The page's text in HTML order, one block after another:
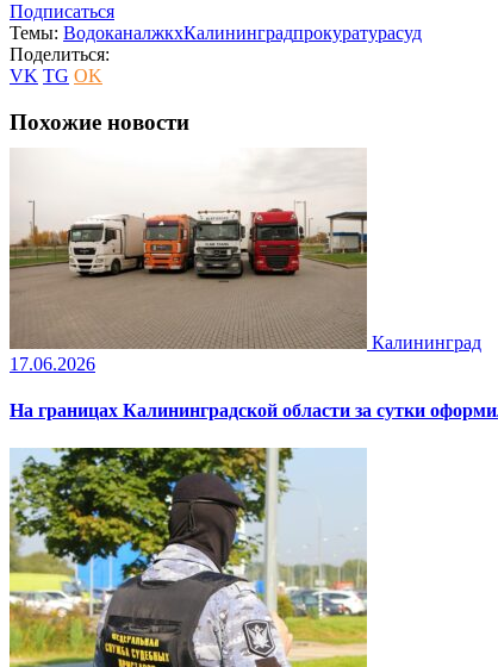
Подписаться
Темы: ВодоканалжкхКалининградпрокуратурасуд
Поделиться:
VK TG OK
Похожие новости
Калининград
17.06.2026
На границах Калининградской области за сутки